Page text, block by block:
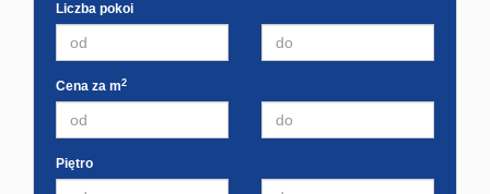
Liczba pokoi
Cena za m2
Piętro